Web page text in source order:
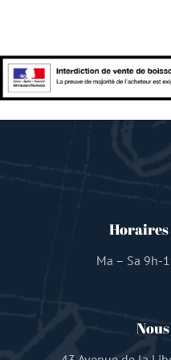
Horaires
Ma – Sa 9h-